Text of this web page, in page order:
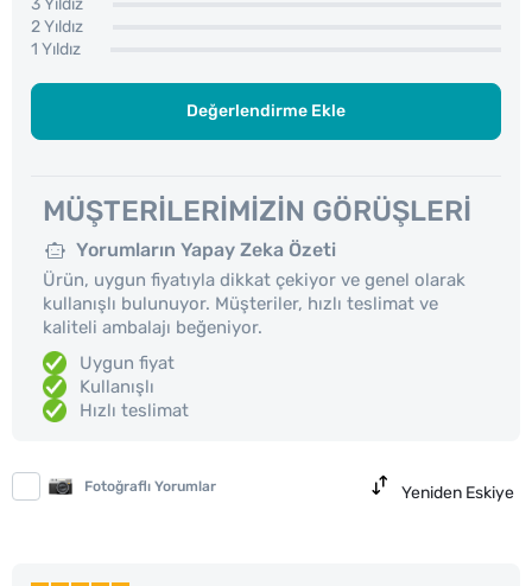
3 Yıldız
2 Yıldız
1 Yıldız
Değerlendirme Ekle
MÜŞTERILERIMIZIN GÖRÜŞLERI
Yorumların Yapay Zeka Özeti
Ürün, uygun fiyatıyla dikkat çekiyor ve genel olarak
kullanışlı bulunuyor. Müşteriler, hızlı teslimat ve
kaliteli ambalajı beğeniyor.
Uygun fiyat
Kullanışlı
Hızlı teslimat
Fotoğraflı Yorumlar Yeniden Eskiye